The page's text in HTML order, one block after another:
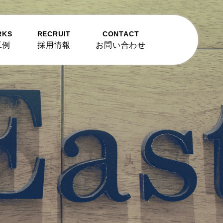
RECRUIT
採用情報
CONTACT
お問い合わせ